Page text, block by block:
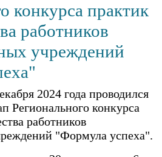
конкурса практик
работников
учреждений
2024 года проводился
Регионального конкурса
работников
"Формула успеха".